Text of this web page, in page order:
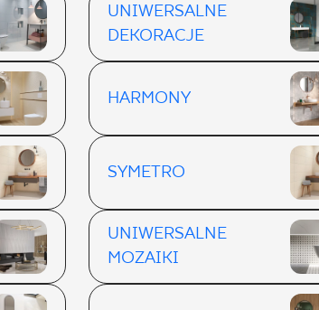
UNIWERSALNE
DEKORACJE
HARMONY
SYMETRO
UNIWERSALNE
MOZAIKI